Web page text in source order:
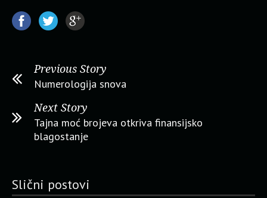
Previous Story
Numerologija snova
Next Story
Tajna moć brojeva otkriva finansijsko
blagostanje
Slični postovi